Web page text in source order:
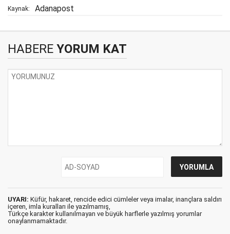
Kaynak: Adanapost
HABERE YORUM KAT
UYARI: Küfür, hakaret, rencide edici cümleler veya imalar, inançlara saldırı
içeren, imla kuralları ile yazılmamış,
Türkçe karakter kullanılmayan ve büyük harflerle yazılmış yorumlar
onaylanmamaktadır.